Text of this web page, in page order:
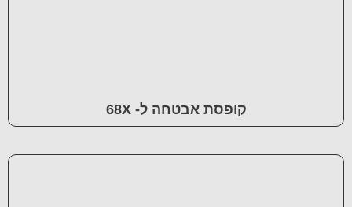
קופסת אבטחה ל- 68X